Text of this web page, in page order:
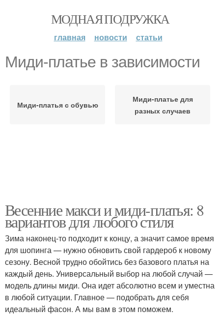
МОДНАЯ ПОДРУЖКА
главная новости статьи
Миди-платье в зависимости
Миди-платья с обувью
Миди-платье для
разных случаев
Весенние макси и миди-платья: 8
вариантов для любого стиля
Зима наконец-то подходит к концу, а значит самое время
для шопинга — нужно обновить свой гардероб к новому
сезону. Весной трудно обойтись без базового платья на
каждый день. Универсальный выбор на любой случай —
модель длины миди. Она идет абсолютно всем и уместна
в любой ситуации. Главное — подобрать для себя
идеальный фасон. А мы вам в этом поможем.